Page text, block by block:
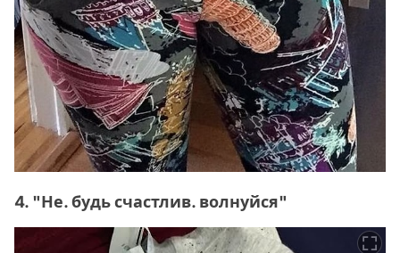
4. "Не. будь счастлив. волнуйся"